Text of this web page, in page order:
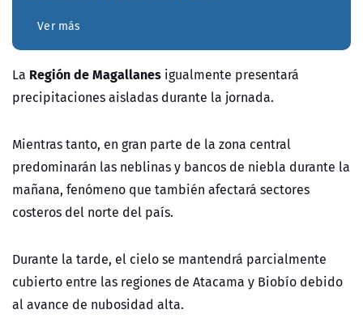
Ver más
La Región de Magallanes igualmente presentará
precipitaciones aisladas durante la jornada.
Mientras tanto, en gran parte de la zona central
predominarán las neblinas y bancos de niebla durante la
mañana, fenómeno que también afectará sectores
costeros del norte del país.
Durante la tarde, el cielo se mantendrá parcialmente
cubierto entre las regiones de Atacama y Biobío debido
al avance de nubosidad alta.